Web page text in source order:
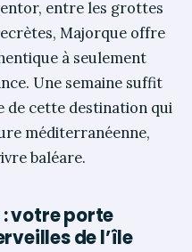
entre les grottes
Majorque offre
à seulement
Une semaine suffit
de cette destination qui
méditerranéenne,
baléare.
votre porte
de l’île